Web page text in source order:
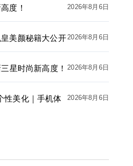
度！ 2026年8月6日
美颜秘籍大公开2026年8月6日
星时尚新高度！ 2026年8月6日
性美化｜手机体
2026年8月6日